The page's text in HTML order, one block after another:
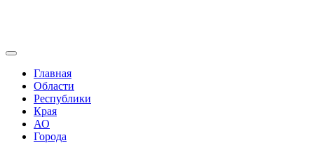
Главная
Области
Республики
Края
АО
Города